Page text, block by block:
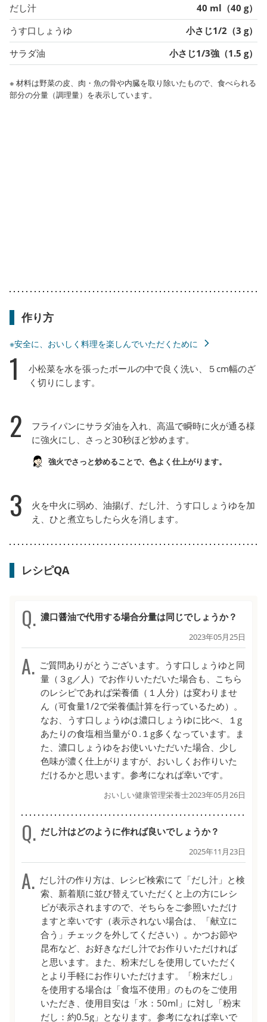
だし汁
40 ml（40 g）
うす口しょうゆ
小さじ1/2（3 g）
サラダ油
小さじ1/3強（1.5 g）
※ 材料は野菜の皮、肉・魚の骨や内臓を取り除いたもので、食べられる
部分の分量（調理量）を表示しています。
作り方
※安全に、おいしく料理を楽しんでいただくために
1
小松菜を水を張ったボールの中で良く洗い、５cm幅のざ
く切りにします。
2
フライパンにサラダ油を入れ、高温で瞬時に火が通る様
に強火にし、さっと30秒ほど炒めます。
強火でさっと炒めることで、色よく仕上がります。
3
火を中火に弱め、油揚げ、だし汁、うす口しょうゆを加
え、ひと煮立ちしたら火を消します。
レシピQA
濃口醤油で代用する場合分量は同じでしょうか？
2023年05月25日
ご質問ありがとうございます。うす口しょうゆと同
量（３g／人）でお作りいただいた場合も、こちら
のレシピであれば栄養価（１人分）は変わりませ
ん（可食量1/2で栄養価計算を行っているため）。
なお、うす口しょうゆは濃口しょうゆに比べ、１g
あたりの食塩相当量が０.１g多くなっています。ま
た、濃口しょうゆをお使いいただいた場合、少し
色味が濃く仕上がりますが、おいしくお作りいた
だけるかと思います。参考になれば幸いです。
おいしい健康管理栄養士2023年05月26日
だし汁はどのように作れば良いでしょうか？
2025年11月23日
だし汁の作り方は、レシピ検索にて「だし汁」と検
索、新着順に並び替えていただくと上の方にレシ
ピが表示されますので、そちらをご参照いただけ
ますと幸いです（表示されない場合は、「献立に
合う」チェックを外してください）。かつお節や
昆布など、お好きなだし汁でお作りいただければ
と思います。また、粉末だしを使用していただく
とより手軽にお作りいただけます。「粉末だし」
を使用する場合は「食塩不使用」のものをご使用
いただき、使用目安は「水：50ml」に対し「粉末
だし：約0.5g」となります。参考になれば幸いで